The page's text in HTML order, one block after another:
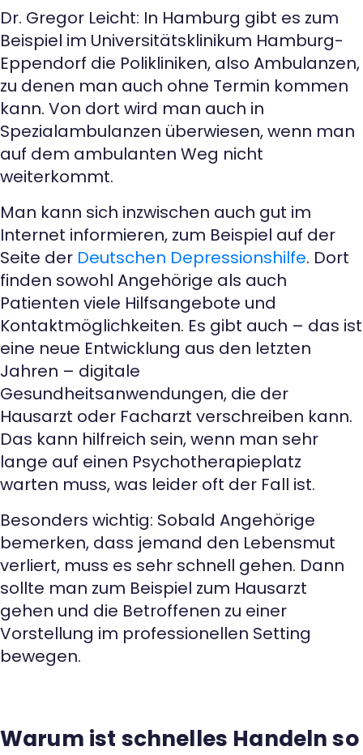
Dr. Gregor Leicht: In Hamburg gibt es zum
Beispiel im Universitätsklinikum Hamburg-
Eppendorf die Polikliniken, also Ambulanzen,
zu denen man auch ohne Termin kommen
kann. Von dort wird man auch in
Spezialambulanzen überwiesen, wenn man
auf dem ambulanten Weg nicht
weiterkommt.
Man kann sich inzwischen auch gut im
Internet informieren, zum Beispiel auf der
Seite der Deutschen Depressionshilfe. Dort
finden sowohl Angehörige als auch
Patienten viele Hilfsangebote und
Kontaktmöglichkeiten. Es gibt auch – das ist
eine neue Entwicklung aus den letzten
Jahren – digitale
Gesundheitsanwendungen, die der
Hausarzt oder Facharzt verschreiben kann.
Das kann hilfreich sein, wenn man sehr
lange auf einen Psychotherapieplatz
warten muss, was leider oft der Fall ist.
Besonders wichtig: Sobald Angehörige
bemerken, dass jemand den Lebensmut
verliert, muss es sehr schnell gehen. Dann
sollte man zum Beispiel zum Hausarzt
gehen und die Betroffenen zu einer
Vorstellung im professionellen Setting
bewegen.
Warum ist schnelles Handeln so